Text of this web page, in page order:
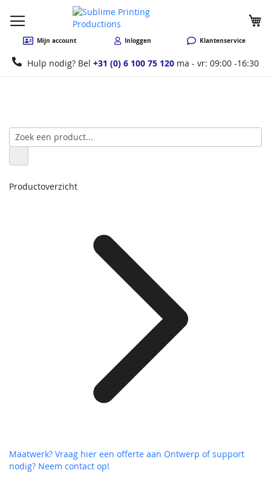
Mijn account Inloggen Klantenservice
Hulp nodig? Bel +31 (0) 6 100 75 120 ma - vr: 09:00 -16:30
Productoverzicht
Maatwerk? Vraag hier een offerte aan Ontwerp of support
nodig? Neem contact op!